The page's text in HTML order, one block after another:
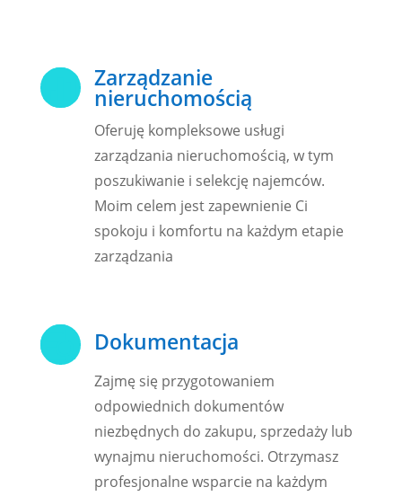
 Zarządzanie
nieruchomością
Oferuję kompleksowe usługi
zarządzania nieruchomością, w tym
poszukiwanie i selekcję najemców.
Moim celem jest zapewnienie Ci
spokoju i komfortu na każdym etapie
zarządzania
 Dokumentacja
Zajmę się przygotowaniem
odpowiednich dokumentów
niezbędnych do zakupu, sprzedaży lub
wynajmu nieruchomości. Otrzymasz
profesjonalne wsparcie na każdym